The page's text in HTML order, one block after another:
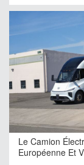
Le Camion
Européenne Et